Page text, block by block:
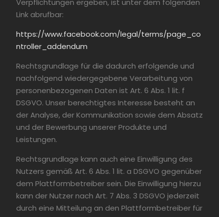
Verpflichtungen ergeben, ist unter dem folgenden
Link abrufbar:
https://www.facebook.com/legal/terms/page_co
ntroller_addendum
Rechtsgrundlage für die dadurch erfolgende und
nachfolgend wiedergegebene Verarbeitung von
personenbezogenen Daten ist Art. 6 Abs. 1 lit. f
DSGVO. Unser berechtigtes Interesse besteht an
der Analyse, der Kommunikation sowie dem Absatz
und der Bewerbung unserer Produkte und
Leistungen.
Rechtsgrundlage kann auch eine Einwilligung des
Nutzers gemäß Art. 6 Abs. 1 lit. a DSGVO gegenüber
dem Plattformbetreiber sein. Die Einwilligung hierzu
kann der Nutzer nach Art. 7 Abs. 3 DSGVO jederzeit
durch eine Mitteilung an den Plattformbetreiber für